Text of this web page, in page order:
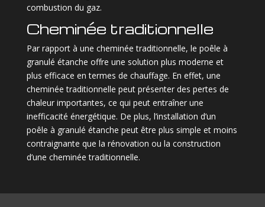
combustion du gaz.
Cheminée traditionnelle
Par rapport à une cheminée traditionnelle, le poêle à
granulé étanche offre une solution plus moderne et
plus efficace en termes de chauffage. En effet, une
cheminée traditionnelle peut présenter des pertes de
chaleur importantes, ce qui peut entraîner une
inefficacité énergétique. De plus, l’installation d’un
poêle à granulé étanche peut être plus simple et moins
contraignante que la rénovation ou la construction
d’une cheminée traditionnelle.